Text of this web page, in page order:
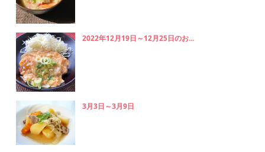
2022年12月19日～12月25日のお...
3月3日～3月9日